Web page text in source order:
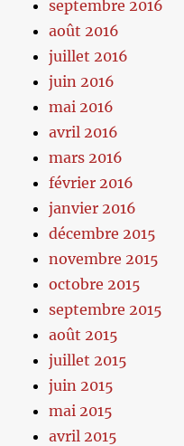
septembre 2016
août 2016
juillet 2016
juin 2016
mai 2016
avril 2016
mars 2016
février 2016
janvier 2016
décembre 2015
novembre 2015
octobre 2015
septembre 2015
août 2015
juillet 2015
juin 2015
mai 2015
avril 2015